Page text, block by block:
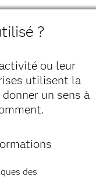
?
ou leur
utilisent la
un sens à
des